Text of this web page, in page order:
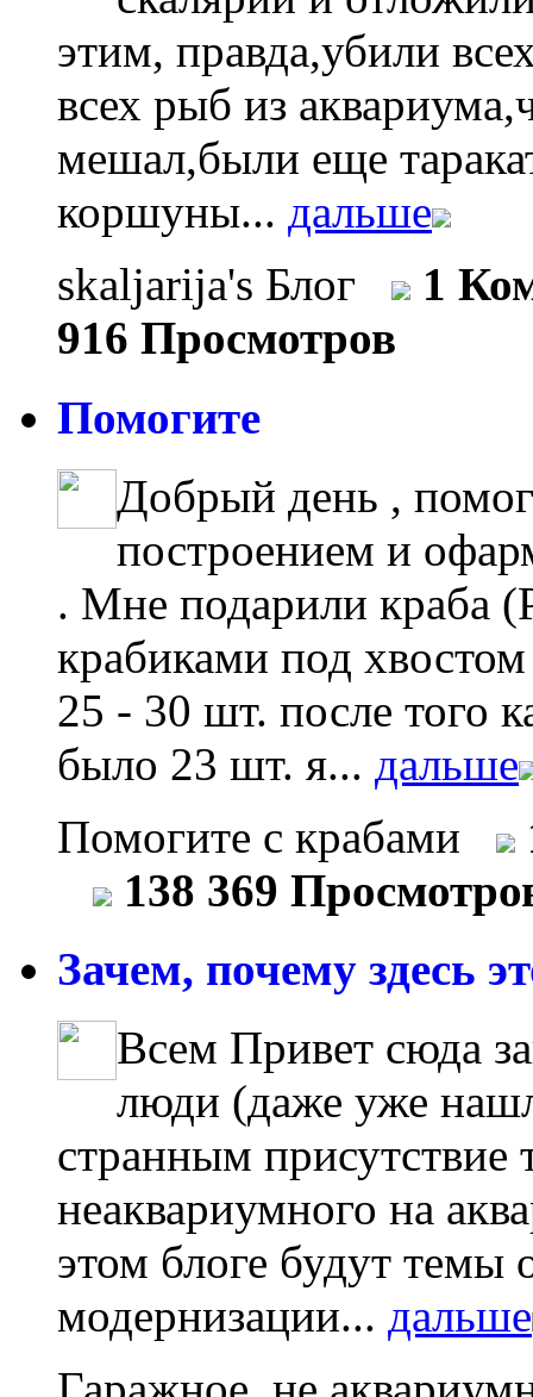
этим, правда,убили
всех рыб из
мешал,были еще
коршуны... дальше
skaljarija's Блог
1
916 Просмотров
Помогите
Добрый день ,
построением и
. Мне подарили краба
крабиками под
25 - 30 шт. после того
было 23 шт. я... дальше
Помогите с крабами
138 369
Зачем, почему здесь
Всем Привет сюда
люди (даже уже
странным присутствие
неаквариумного на
этом блоге будут темы
модернизации... дальше